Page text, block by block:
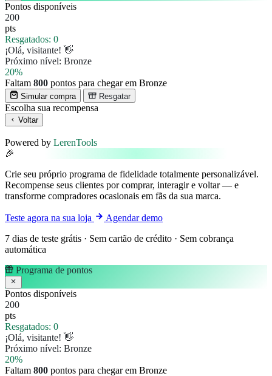
Pontos disponíveis
200
pts
Resgatados: 0
¡Olá, visitante! 👋
Próximo nível: Bronze
20%
Faltam 800 pontos para chegar em Bronze
Simular compra Resgatar
Escolha sua recompensa
Voltar
Powered by LerenTools
🎉
Crie seu próprio programa de fidelidade totalmente personalizável.
Recompense seus clientes por comprar, interagir e voltar — e
transforme compradores ocasionais em fãs da sua marca.
Teste agora na sua loja
Agendar demo
7 dias de teste grátis · Sem cartão de crédito · Sem cobrança
automática
Programa de pontos
Pontos disponíveis
200
pts
Resgatados: 0
¡Olá, visitante! 👋
Próximo nível: Bronze
20%
Faltam 800 pontos para chegar em Bronze